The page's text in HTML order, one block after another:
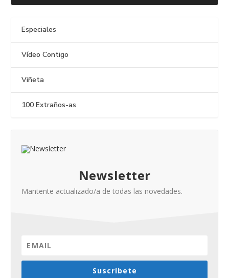
Especiales
Vídeo Contigo
Viñeta
100 Extraños-as
Newsletter
Mantente actualizado/a de todas las novedades.
Suscríbete